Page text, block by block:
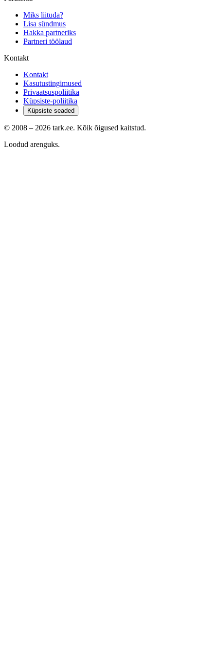
Miks liituda?
Lisa sündmus
Hakka partneriks
Partneri töölaud
Kontakt
Kontakt
Kasutustingimused
Privaatsuspoliitika
Küpsiste-poliitika
Küpsiste seaded
© 2008 – 2026 tark.ee. Kõik õigused kaitstud.
Loodud arenguks.